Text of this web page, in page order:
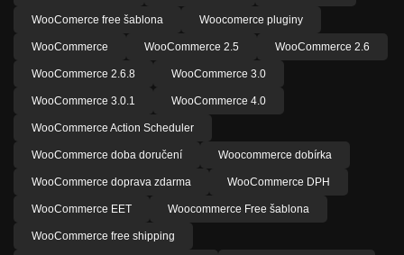
WooComerce free šablona Woocomerce pluginy
WooCommerce WooCommerce 2.5 WooCommerce 2.6
WooCommerce 2.6.8 WooCommerce 3.0
WooCommerce 3.0.1 WooCommerce 4.0
WooCommerce Action Scheduler
WooCommerce doba doručení Woocommerce dobírka
WooCommerce doprava zdarma WooCommerce DPH
WooCommerce EET Woocommerce Free šablona
WooCommerce free shipping